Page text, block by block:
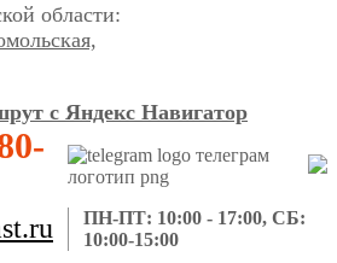
области:
с Яндекс Навигатор
ПН-ПТ: 10:00 - 17:00, СБ:
10:00-15:00